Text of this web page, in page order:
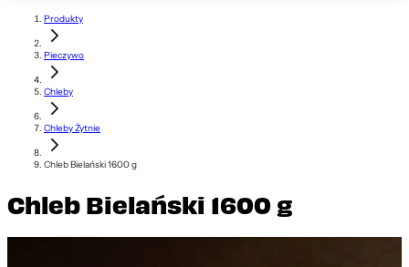
Produkty
Pieczywo
Chleby
Chleby Żytnie
Chleb Bielański 1600 g
Chleb Bielański 1600 g